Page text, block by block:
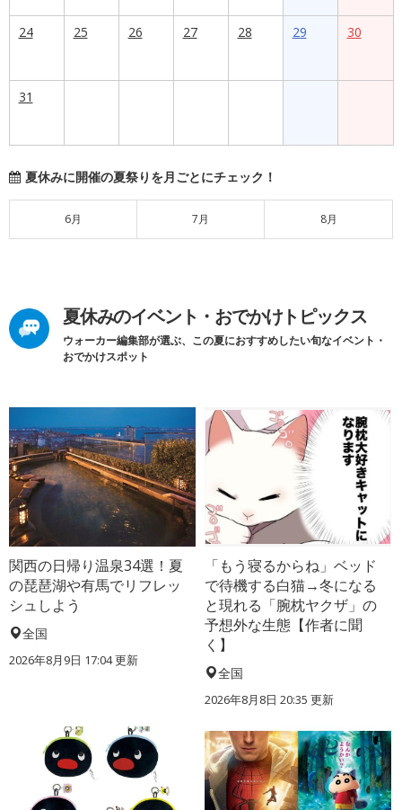
24 25 26 27 28 29 30
31
夏休みに開催の夏祭りを月ごとにチェック！
6月 7月 8月
夏休みのイベント・おでかけトピックス
ウォーカー編集部が選ぶ、この夏におすすめしたい旬なイベント・
おでかけスポット
関西の日帰り温泉34選！夏
の琵琶湖や有馬でリフレッ
シュしよう
全国
2026年8月9日 17:04更新
「もう寝るからね」ベッド
で待機する白猫→冬になる
と現れる「腕枕ヤクザ」の
予想外な生態【作者に聞
く】
全国
2026年8月8日 20:35 更新